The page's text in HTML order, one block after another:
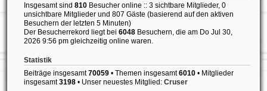
Insgesamt sind 810Besucher online :: 3 sichtbare Mitglieder, 0
unsichtbare Mitglieder und 807 Gäste (basierend auf den aktiven
Besuchern der letzten 5 Minuten)
Der Besucherrekord liegt bei 6048Besuchern, die am Do Jul 30,
2026 9:56 pm gleichzeitig online waren.
Statistik
Beiträge insgesamt70059• Themen insgesamt6010• Mitglieder
insgesamt3198• Unser neuestes Mitglied: Cruser